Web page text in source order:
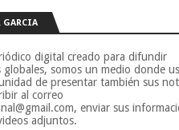
GARCIA
digital creado para difundir
globales, somos un medio donde
de presentar también sus
al correo
enviar sus
adjuntos.